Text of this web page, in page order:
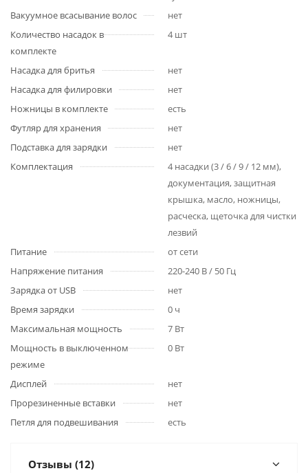
Вакуумное всасывание волос
нет
Количество насадок в
комплекте
4 шт
Насадка для бритья
нет
Насадка для филировки
нет
Ножницы в комплекте
есть
Футляр для хранения
нет
Подставка для зарядки
нет
Комплектация
4 насадки (3 / 6 / 9 / 12 мм),
документация, защитная
крышка, масло, ножницы,
расческа, щеточка для чистки
лезвий
Питание
от сети
Напряжение питания
220-240 В / 50 Гц
Зарядка от USB
нет
Время зарядки
0 ч
Максимальная мощность
7 Вт
Мощность в выключенном
режиме
0 Вт
Дисплей
нет
Прорезиненные вставки
нет
Петля для подвешивания
есть
Отзывы (12)